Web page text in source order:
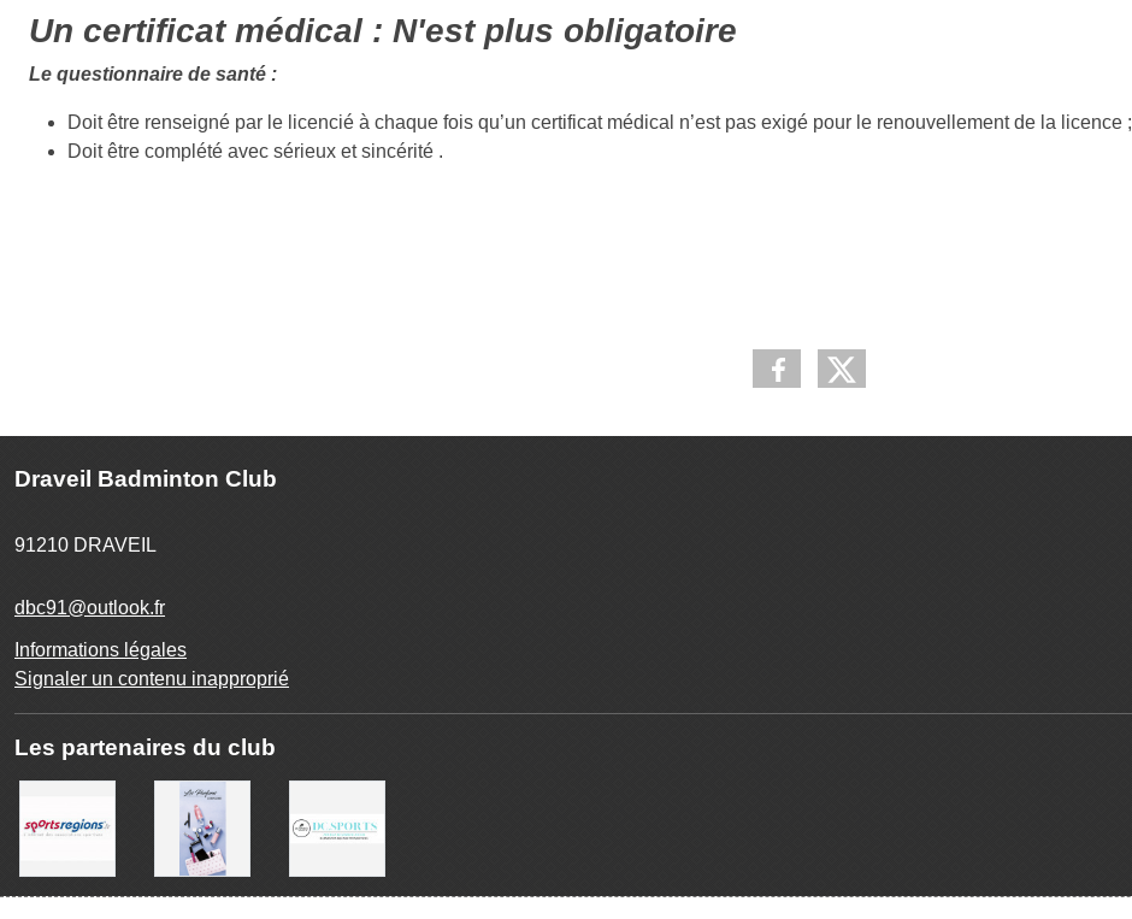
Un certificat médical : N'est plus obligatoire
Le questionnaire de santé :
Doit être renseigné par le licencié à chaque fois qu’un certificat médical n’est pas exigé pour le renouvellement de la licence ;
Doit être complété avec sérieux et sincérité .
Draveil Badminton Club
91210 DRAVEIL
dbc91@outlook.fr
Informations légales
Signaler un contenu inapproprié
Les partenaires du club